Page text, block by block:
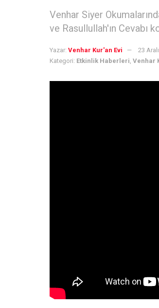
Venhar Siyer
ve Rasullullah'ın Cevabı
Yazar: Venhar Kur'an Evi
23
Kategori: Etkinlik Haberleri Venhar